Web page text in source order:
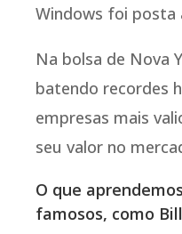
Windows foi posta
Na bolsa de Nova
batendo recordes
empresas mais
seu valor no
O que
famosos, como